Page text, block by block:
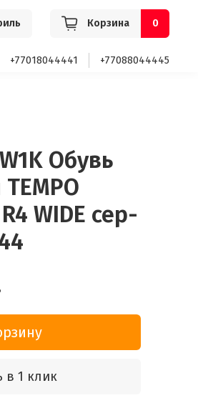
Корзина 0
+77018044441 +77088044445
Обувь
R4 WIDE сер-
в 1 клик